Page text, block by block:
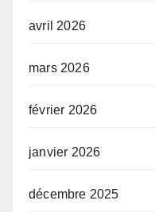
avril 2026
mars 2026
février 2026
janvier 2026
décembre 2025